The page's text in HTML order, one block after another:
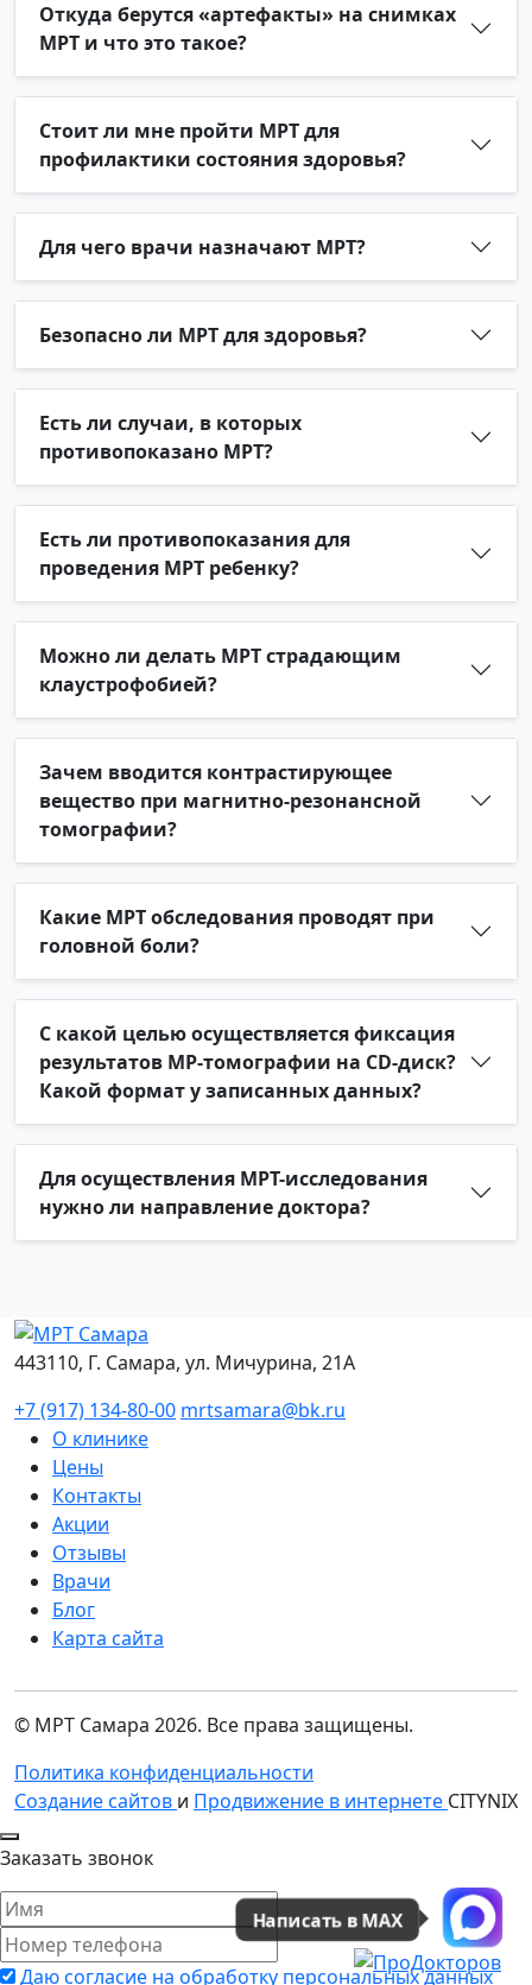
Откуда берутся «артефакты» на снимках
МРТ и что это такое?
Стоит ли мне пройти МРТ для
профилактики состояния здоровья?
Для чего врачи назначают МРТ?
Безопасно ли МРТ для здоровья?
Есть ли случаи, в которых
противопоказано МРТ?
Есть ли противопоказания для
проведения МРТ ребенку?
Можно ли делать МРТ страдающим
клаустрофобией?
Зачем вводится контрастирующее
вещество при магнитно-резонансной
томографии?
Какие МРТ обследования проводят при
головной боли?
С какой целью осуществляется фиксация
результатов МР-томографии на CD-диск?
Какой формат у записанных данных?
Для осуществления МРТ-исследования
нужно ли направление доктора?
443110, Г. Самара, ул. Мичурина, 21А
+7 (917) 134-80-00 mrtsamara@bk.ru
О клинике
Цены
Контакты
Акции
Отзывы
Врачи
Блог
Карта сайта
© МРТ Самара 2026. Все права защищены.
Политика конфиденциальности
Создание сайтов и Продвижение в интернете CITYNIX
Написать в MAX
Заказать звонок
Даю согласие на обработку персональных данных